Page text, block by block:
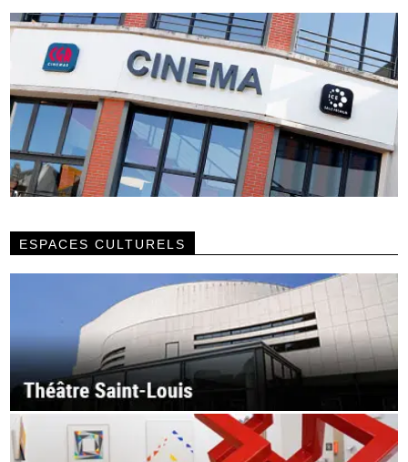
ESPACES CULTURELS